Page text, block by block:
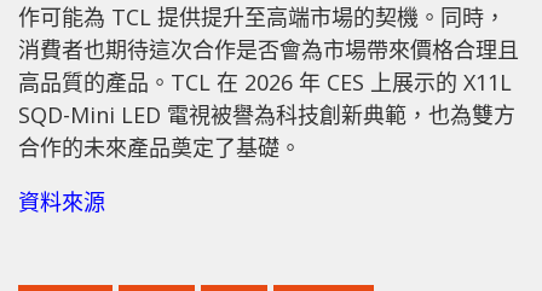
作可能為 TCL 提供提升至高端市場的契機。同時，
消費者也期待這次合作是否會為市場帶來價格合理且
高品質的產品。TCL 在 2026 年 CES 上展示的 X11L
SQD-Mini LED 電視被譽為科技創新典範，也為雙方
合作的未來產品奠定了基礎。
資料來源